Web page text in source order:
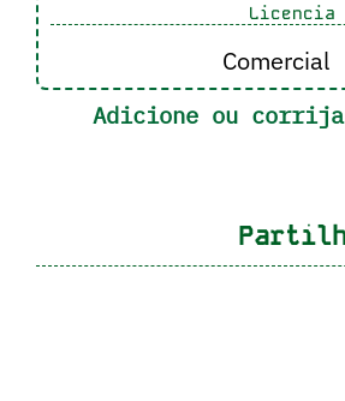
Licencia
Comercial
Adicione ou corrija